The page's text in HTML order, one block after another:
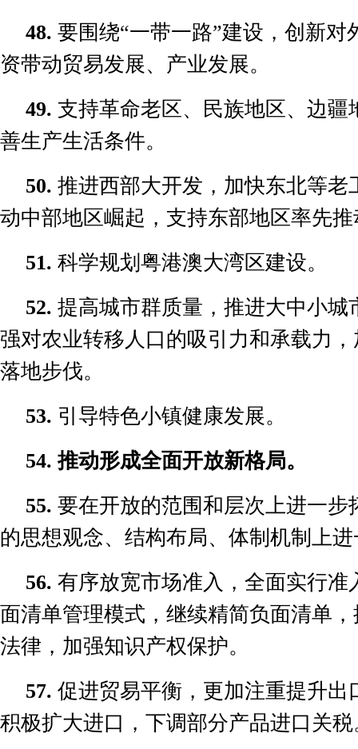
48. 要围绕“一带一路”建设，创新对
资带动贸易发展、产业发展。
49. 支持革命老区、民族地区、边疆
善生产生活条件。
50. 推进西部大开发，加快东北等老
动中部地区崛起，支持东部地区率先
51. 科学规划粤港澳大湾区建设。
52. 提高城市群质量，推进大中小城
强对农业转移人口的吸引力和承载力
落地步伐。
53. 引导特色小镇健康发展。
54. 推动形成全面开放新格局。
55. 要在开放的范围和层次上进一步
的思想观念、结构布局、体制机制上
56. 有序放宽市场准入，全面实行准
面清单管理模式，继续精简负面清单
法律，加强知识产权保护。
57. 促进贸易平衡，更加注重提升出
积极扩大进口，下调部分产品进口关税